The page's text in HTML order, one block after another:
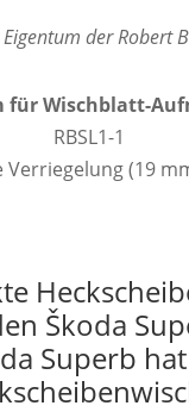
der Robert
für Wischblatt-
RBSL1-1
Verriegelung (19
Škoda
Superb